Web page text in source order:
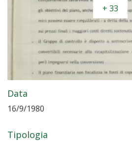
+ 33
Data
16/9/1980
Tipologia